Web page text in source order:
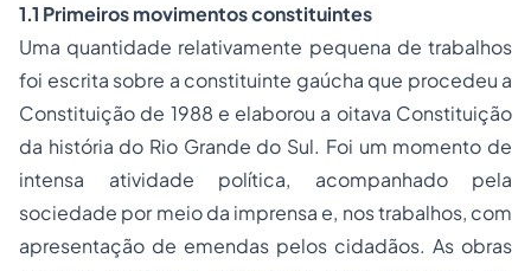
1.1 Primeiros movimentos constituintes
Uma quantidade relativamente pequena de trabalhos
foi escrita sobre a constituinte gaúcha que procedeu a
Constituição de 1988 e elaborou a oitava Constituição
da história do Rio Grande do Sul. Foi um momento de
intensa atividade política, acompanhado pela
sociedade por meio da imprensa e, nos trabalhos, com
apresentação de emendas pelos cidadãos. As obras